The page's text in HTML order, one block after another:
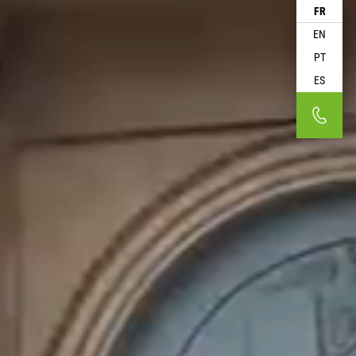
FR
EN
PT
ES